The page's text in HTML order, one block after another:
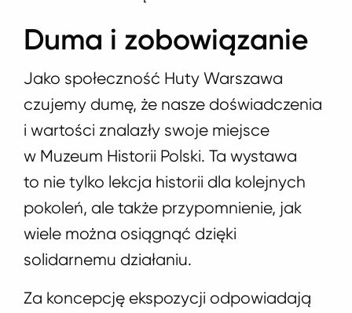
Duma i zobowiązanie
Jako społeczność Huty Warszawa
czujemy dumę, że nasze doświadczenia
i wartości znalazły swoje miejsce
w Muzeum Historii Polski. Ta wystawa
to nie tylko lekcja historii dla kolejnych
pokoleń, ale także przypomnienie, jak
wiele można osiągnąć dzięki
solidarnemu działaniu.
Za koncepcję ekspozycji odpowiadają